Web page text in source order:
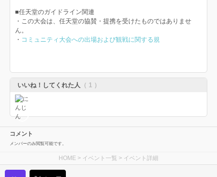
■任天堂のガイドライン関連
・この大会は、任天堂の協賛・提携を受けたものではありませ
ん。
・ コミュニティ大会への出場および観戦に関する規
いいね！してくれた人 （ 1 ）
コメント
メンバーのみ閲覧可能です。
HOME > イベント一覧 > イベント詳細